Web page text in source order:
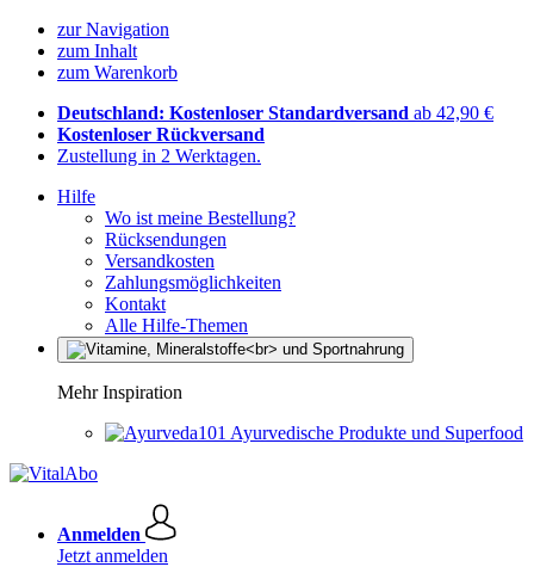
zur Navigation
zum Inhalt
zum Warenkorb
Deutschland: Kostenloser Standardversand ab 42,90 €
Kostenloser Rückversand
Zustellung in 2 Werktagen.
Hilfe
Wo ist meine Bestellung?
Rücksendungen
Versandkosten
Zahlungsmöglichkeiten
Kontakt
Alle Hilfe-Themen
Mehr Inspiration
Ayurvedische Produkte und Superfood
Anmelden
Jetzt anmelden